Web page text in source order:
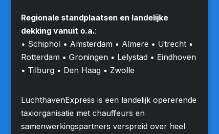
Regionale standplaatsen en landelijke
dekking vanuit o.a.:
• Schiphol • Amsterdam • Almere • Utrecht •
Rotterdam • Groningen • Lelystad • Eindhoven
• Tilburg • Den Haag • Zwolle
LuchthavenExpress is een landelijk opererende
taxiorganisatie met chauffeurs en
samenwerkingspartners verspreid over heel